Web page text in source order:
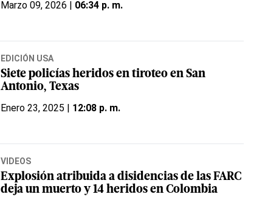
Marzo 09, 2026 | 06:34 p. m.
EDICIÓN USA
Siete policías heridos en tiroteo en San
Antonio, Texas
Enero 23, 2025 | 12:08 p. m.
VIDEOS
Explosión atribuida a disidencias de las FARC
deja un muerto y 14 heridos en Colombia